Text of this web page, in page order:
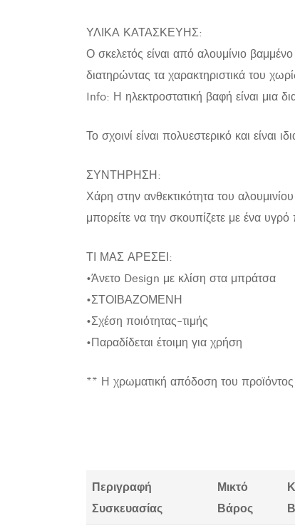
ΥΛΙΚΑ ΚΑΤΑΣΚΕΥΗΣ:
Ο σκελετός είναι από αλουμίνιο
διατηρώντας τα χαρακτηριστικά του
Info: Η ηλεκτροστατική βαφή είναι μια
Το σχοινί είναι πολυεστερικό και είναι
ΣΥΝΤΗΡΗΣΗ:
Χάρη στην ανθεκτικότητα του
μπορείτε να την σκουπίζετε με ένα
ΤΙ ΜΑΣ ΑΡΕΣΕΙ:
•Άνετο Design με κλίση στα μπράτσα
•ΣΤΟΙΒΑΖΟΜΕΝΗ
•Σχέση ποιότητας-τιμής
•Παραδίδεται έτοιμη για χρήση
** Η χρωματική απόδοση του προϊόντος
Περιγραφή
Συσκευασίας
Μικτό
Βάρος